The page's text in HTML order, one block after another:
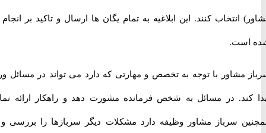
انتخاب کنند. این ابلاغیه به تمام یگان ها ارسال و تاکید بر انجام آن
مشاور با توجه به تخصص و مهارتی که دارد می تواند در مسائل ورود
در مسائل به شخص فرمانده مشورت دهد و راهکار ارائه نماید.
سرباز مشاور وظیفه دارد مشکلات دیگر سربازها را بررسی و به